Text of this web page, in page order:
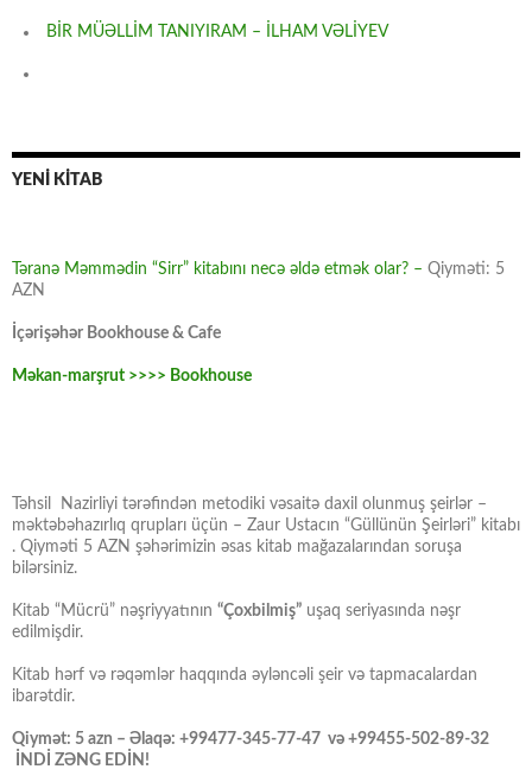
BİR MÜƏLLİM TANIYIRAM – İLHAM VƏLİYEV
YENİ KİTAB
Təranə Məmmədin “Sirr” kitabını necə əldə etmək olar? – Qiyməti: 5
AZN
İçərişəhər Bookhouse & Cafe
Məkan-marşrut >>>> Bookhouse
Təhsil Nazirliyi tərəfindən metodiki vəsaitə daxil olunmuş şeirlər –
məktəbəhazırlıq qrupları üçün – Zaur Ustacın “Güllünün Şeirləri” kitabı
. Qiyməti 5 AZN şəhərimizin əsas kitab mağazalarından soruşa
bilərsiniz.
Kitab “Mücrü” nəşriyyatının “Çoxbilmiş” uşaq seriyasında nəşr
edilmişdir.
Kitab hərf və rəqəmlər haqqında əyləncəli şeir və tapmacalardan
ibarətdir.
Qiymət: 5 azn – Əlaqə: +99477-345-77-47 və +99455-502-89-32
İNDİ ZƏNG EDİN!